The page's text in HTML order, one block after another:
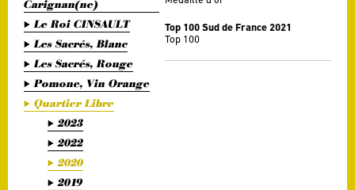
Carignan(ne)
Le Roi CINSAULT
Les Sacrés, Blanc
Les Sacrés, Rouge
Pomone, Vin Orange
Quartier Libre
2023
2022
2020
2019
Top 100 Sud de France 2021
Top 100